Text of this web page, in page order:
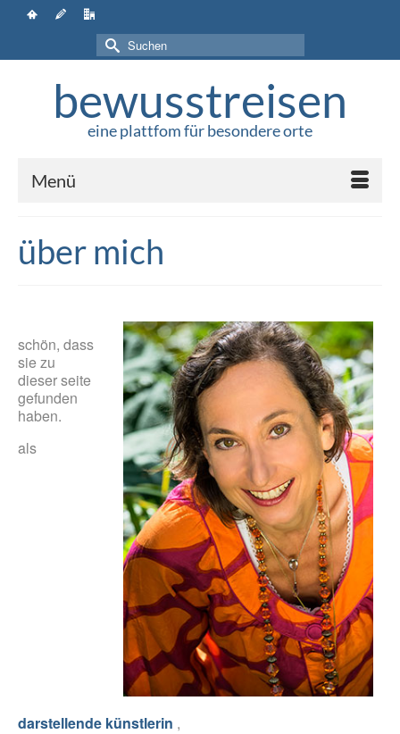
Suchen
nach:
bewusstreisen
eine plattfom für besondere orte
Menü
über mich
schön, dass
sie zu
dieser seite
gefunden
haben.
als
darstellende künstlerin ,